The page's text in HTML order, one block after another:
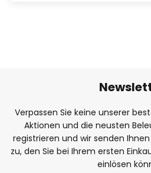
Verpassen Sie keine unserer
Aktionen und die neusten
registrieren und wir senden
zu, den Sie bei Ihrem ersten
einlösen